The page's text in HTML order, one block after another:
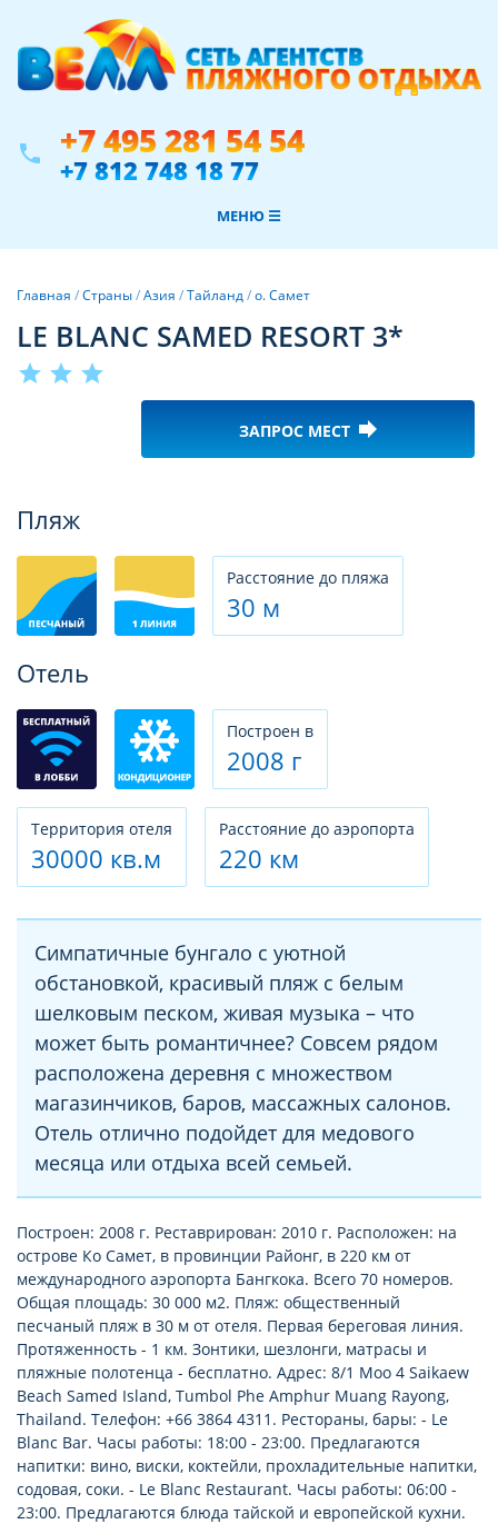
phone +7 495 281 54 54
+7 812 748 18 77
МЕНЮ ☰
Главная /Страны/Азия /Тайланд/о. Самет
LE BLANC SAMED RESORT 3*
star star star
ЗАПРОС МЕСТ forward
Пляж
Расстояние до пляжа
30 м
Отель
Построен в
2008 г
Территория отеля
30000 кв.м
Расстояние до аэропорта
220 км
Симпатичные бунгало с уютной
обстановкой, красивый пляж с белым
шелковым песком, живая музыка – что
может быть романтичнее? Совсем рядом
расположена деревня с множеством
магазинчиков, баров, массажных салонов.
Отель отлично подойдет для медового
месяца или отдыха всей семьей.
Построен: 2008 г. Реставрирован: 2010 г. Расположен: на
острове Ко Самет, в провинции Районг, в 220 км от
международного аэропорта Бангкока. Всего 70 номеров.
Общая площадь: 30 000 м2. Пляж: общественный
песчаный пляж в 30 м от отеля. Первая береговая линия.
Протяженность - 1 км. Зонтики, шезлонги, матрасы и
пляжные полотенца - бесплатно. Адрес: 8/1 Moo 4 Saikaew
Beach Samed Island, Tumbol Phe Amphur Muang Rayong,
Thailand. Телефон: +66 3864 4311. Рестораны, бары: - Le
Blanc Bar. Часы работы: 18:00 - 23:00. Предлагаются
напитки: вино, виски, коктейли, прохладительные напитки,
содовая, соки. - Le Blanc Restaurant. Часы работы: 06:00 -
23:00. Предлагаются блюда тайской и европейской кухни.